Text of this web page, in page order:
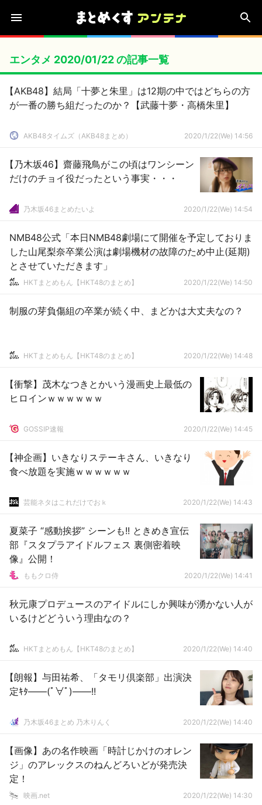
エンタメ 2020/01/22 の記事一覧
【AKB48】結局「十夢と朱里」は12期の中ではどちらの方
が一番の勝ち組だったのか？【武藤十夢・高橋朱里】
AKB48タイムズ（AKB48まとめ） 2020/1/22(We) 14:56
【乃木坂46】齋藤飛鳥がこの頃はワンシーン
だけのチョイ役だったという事実・・・
乃木坂46まとめたいよ 2020/1/22(We) 14:54
NMB48公式「本日NMB48劇場にて開催を予定しておりま
した山尾梨奈卒業公演は劇場機材の故障のため中止(延期)
とさせていただきます」
HKTまとめもん【HKT48のまとめ】 2020/1/22(We) 14:50
制服の芽負傷組の卒業が続く中、まどかは大丈夫なの？
HKTまとめもん【HKT48のまとめ】 2020/1/22(We) 14:48
【衝撃】茂木なつきとかいう漫画史上最低の
ヒロインｗｗｗｗｗｗ
GOSSIP速報 2020/1/22(We) 14:45
【神企画】いきなりステーキさん、いきなり
食べ放題を実施ｗｗｗｗｗｗ
芸能ネタはこれだけでおｋ 2020/1/22(We) 14:43
夏菜子 “感動挨拶” シーンも!! ときめき宣伝
部『スタプラアイドルフェス 裏側密着映
像』公開！
ももクロ侍 2020/1/22(We) 14:41
秋元康プロデュースのアイドルにしか興味が湧かない人が
いるけどどういう理由なの？
HKTまとめもん【HKT48のまとめ】 2020/1/22(We) 14:40
【朗報】与田祐希、「タモリ倶楽部」出演決
定ｷﾀ――(ﾟ∀ﾟ)――!!
乃木坂46まとめ 乃木りんく 2020/1/22(We) 14:40
【画像】あの名作映画「時計じかけのオレン
ジ」のアレックスのねんどろいどが発売決
定！
映画.net 2020/1/22(We) 14:30